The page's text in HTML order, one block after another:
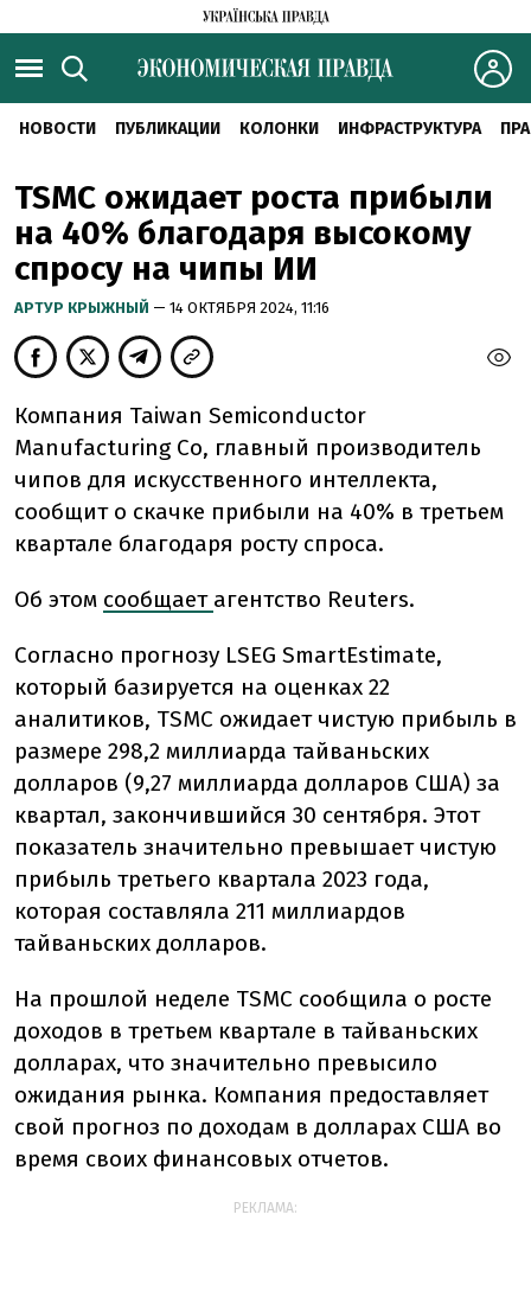
НОВОСТИ ПУБЛИКАЦИИ КОЛОНКИ ИНФРАСТРУКТУРА
TSMC ожидает роста прибыли
на 40% благодаря высокому
спросу на чипы ИИ
АРТУР КРЫЖНЫЙ — 14 ОКТЯБРЯ 2024, 11:16
Компания Taiwan Semiconductor
Manufacturing Co, главный производитель
чипов для искусственного интеллекта,
сообщит о скачке прибыли на 40% в третьем
квартале благодаря росту спроса.
Об этом сообщает агентство Reuters.
Согласно прогнозу LSEG SmartEstimate,
который базируется на оценках 22
аналитиков, TSMC ожидает чистую прибыль в
размере 298,2 миллиарда тайваньских
долларов (9,27 миллиарда долларов США) за
квартал, закончившийся 30 сентября. Этот
показатель значительно превышает чистую
прибыль третьего квартала 2023 года,
которая составляла 211 миллиардов
тайваньских долларов.
На прошлой неделе TSMC сообщила о росте
доходов в третьем квартале в тайваньских
долларах, что значительно превысило
ожидания рынка. Компания предоставляет
свой прогноз по доходам в долларах США во
время своих финансовых отчетов.
РЕКЛАМА: